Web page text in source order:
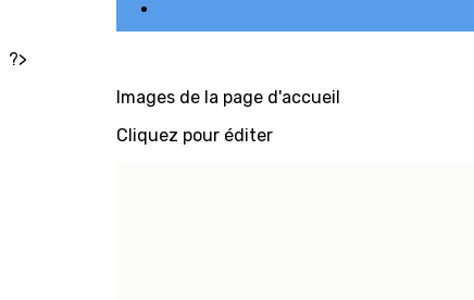
?>
Images de la page d'accueil
Cliquez pour éditer